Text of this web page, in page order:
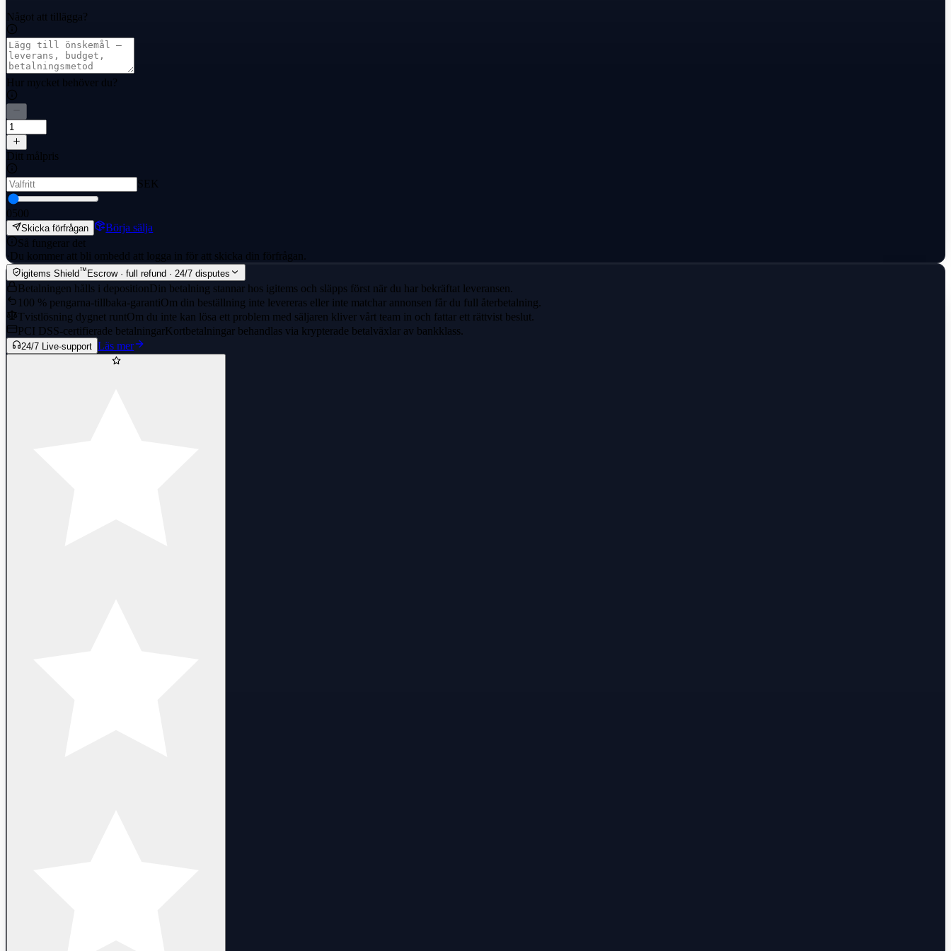
Något att tillägga?
Hur mycket behöver du?
Ditt målpris
SEK
0500
Skicka förfrågan
Börja sälja
Så fungerar det
· Du kommer att bli ombedd att logga in för att skicka din förfrågan.
igitems Shield™ Escrow · full refund · 24/7 disputes
Betalningen hålls i deposition Din betalning stannar hos igitems och släpps först när du har bekräftat leveransen.
100 % pengarna-tillbaka-garantiOm din beställning inte levereras eller inte matchar annonsen får du full återbetalning.
Tvistlösning dygnet runtOm du inte kan lösa ett problem med säljaren kliver vårt team in och fattar ett rättvist beslut.
PCI DSS-certifierade betalningar Kortbetalningar behandlas via krypterade betalväxlar av bankklass.
24/7 Live-support Läs mer